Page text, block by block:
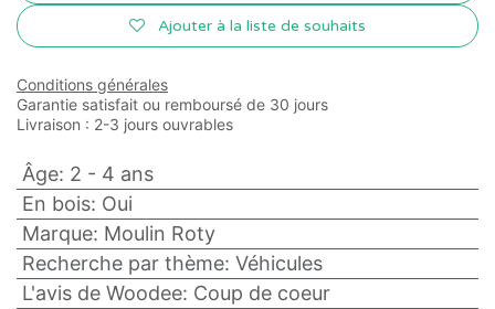
Ajouter à la liste de souhaits
Conditions générales
Garantie satisfait ou remboursé de 30 jours
Livraison : 2-3 jours ouvrables
Âge: 2 - 4 ans
En bois: Oui
Marque: Moulin Roty
Recherche par thème: Véhicules
L'avis de Woodee: Coup de coeur